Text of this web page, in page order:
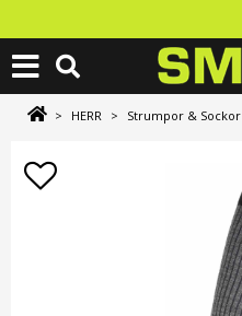
> HERR > Strumpor & Sockor